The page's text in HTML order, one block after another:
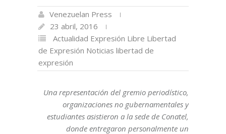
Venezuelan Press
23 abril, 2016
Actualidad Expresión Libre Libertad
de Expresión Noticias libertad de
expresión
Una representación del gremio periodístico,
organizaciones no gubernamentales y
estudiantes asistieron a la sede de Conatel,
donde entregaron personalmente un